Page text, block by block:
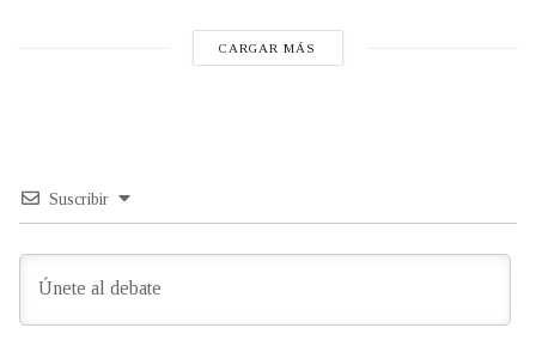
CARGAR MÁS
Suscribir